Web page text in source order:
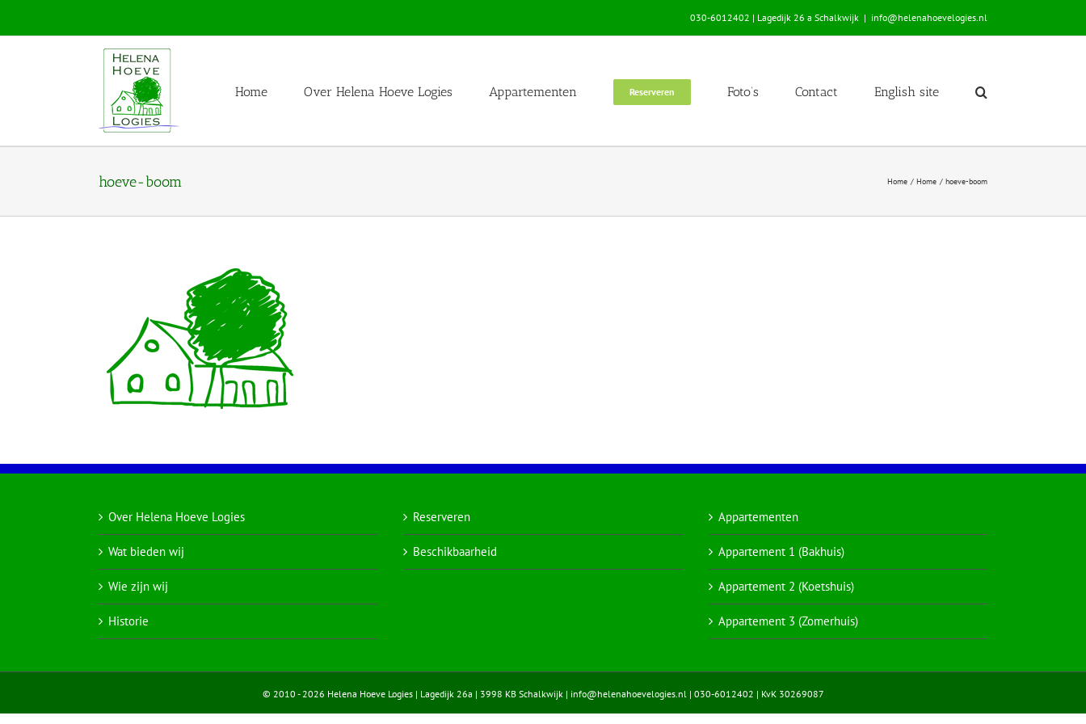
030-6012402 | Lagedijk 26 a Schalkwijk | info@helenahoevelogies.nl
Home Over Helena Hoeve Logies Appartementen Reserveren Foto’s Contact English site
hoeve-boom Home Home hoeve-boom
Over Helena Hoeve Logies
Wat bieden wij
Wie zijn wij
Historie
Reserveren
Beschikbaarheid
Appartementen
Appartement 1 (Bakhuis)
Appartement 2 (Koetshuis)
Appartement 3 (Zomerhuis)
© 2010 - 2026 Helena Hoeve Logies | Lagedijk 26a | 3998 KB Schalkwijk | info@helenahoevelogies.nl| 030-6012402 | KvK 30269087